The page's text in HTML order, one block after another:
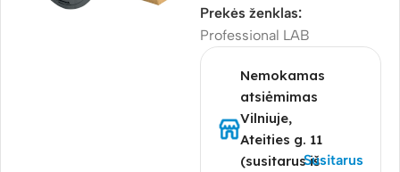
Prekės ženklas:
Professional LAB
Nemokamas
atsiėmimas
Vilniuje,
Ateities g. 11
(susitarus išSusitarus